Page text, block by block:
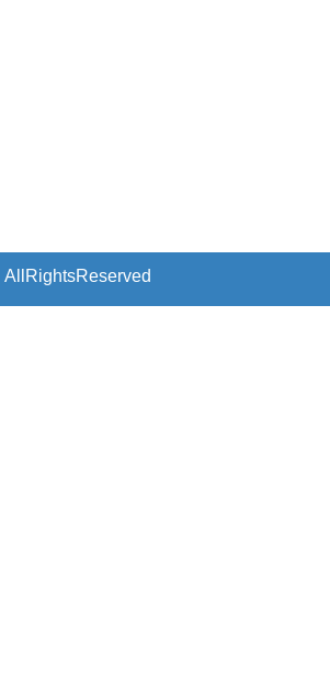
AllRightsReserved